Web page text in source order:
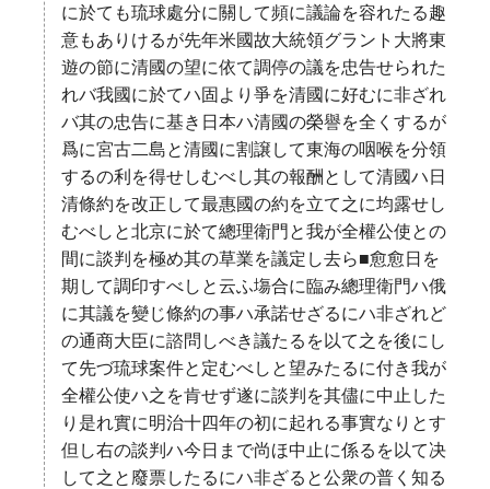
に於ても琉球處分に關して頻に議論を容れたる趣
意もありけるが先年米國故大統領グラント大將東
遊の節に清國の望に依て調停の議を忠告せられた
れバ我國に於てハ固より爭を清國に好むに非ざれ
バ其の忠告に基き日本ハ清國の榮譽を全くするが
爲に宮古二島と清國に割譲して東海の咽喉を分領
するの利を得せしむべし其の報酬として清國ハ日
清條約を改正して最惠國の約を立て之に均露せし
むべしと北京に於て總理衛門と我が全權公使との
間に談判を極め其の草業を議定し去ら■愈愈日を
期して調印すべしと云ふ塲合に臨み總理衛門ハ俄
に其議を變じ條約の事ハ承諾せざるにハ非ざれど
の通商大臣に諮問しべき議たるを以て之を後にし
て先づ琉球案件と定むべしと望みたるに付き我が
全權公使ハ之を肯せず遂に談判を其儘に中止した
り是れ實に明治十四年の初に起れる事實なりとす
但し右の談判ハ今日まで尚ほ中止に係るを以て决
して之と廢票したるにハ非ざると公衆の普く知る